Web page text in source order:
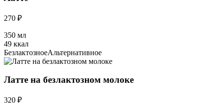
270 ₽
350 мл
49 ккал
БезлактозноеАльтернативное
Латте на безлактозном молоке
320 ₽